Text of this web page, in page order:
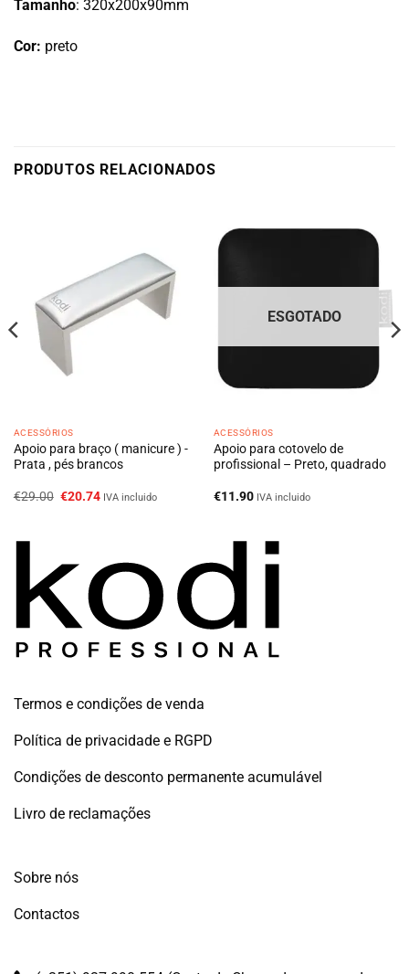
Tamanho: 320x200x90mm
Cor: preto
PRODUTOS RELACIONADOS
ACESSÓRIOS
Apoio para braço ( manicure ) -
Prata , pés brancos
€29.00 O
€20.74OIVA incluido
ESGOTADO
ACESSÓRIOS
Apoio para cotovelo de
profissional – Preto, quadrado
€11.90 IVA incluido
Termos e condições de venda
Política de privacidade e RGPD
Condições de desconto permanente acumulável
Livro de reclamações
Sobre nós
Contactos